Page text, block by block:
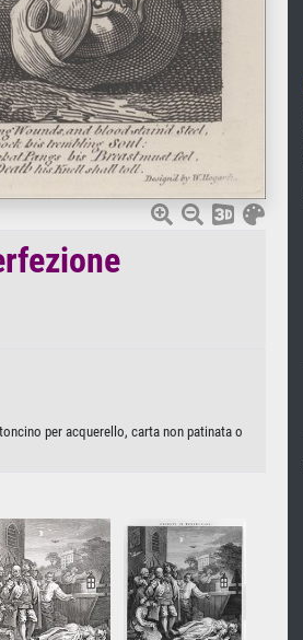
per acquerello, carta non patinata o